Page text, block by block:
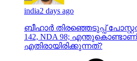
india2 days ago
ബീഹാർ തിരഞ്ഞെടുപ്പ്
142, NDA 98;
എതിരായിരിക്കുന്നത്?